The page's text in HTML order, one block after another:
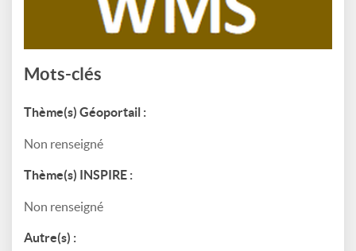
Mots-clés
Thème(s) Géoportail :
Non renseigné
Thème(s) INSPIRE :
Non renseigné
Autre(s) :